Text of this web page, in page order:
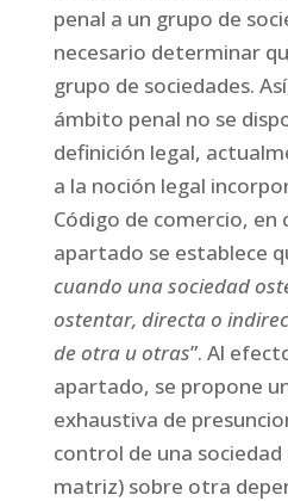
penal a un grupo de
necesario determinar
grupo de sociedades.
ámbito penal no se
definición legal,
a la noción legal
Código de comercio, en
apartado se establece
cuando una sociedad
ostentar, directa o
de otra u otras”. Al
apartado, se propone
exhaustiva de
control de una
matriz) sobre otra